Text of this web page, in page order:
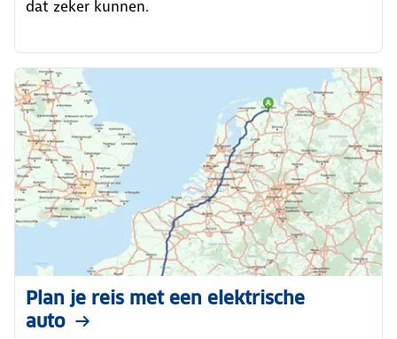
dat zeker kunnen.
Plan je reis met een elektrische
auto